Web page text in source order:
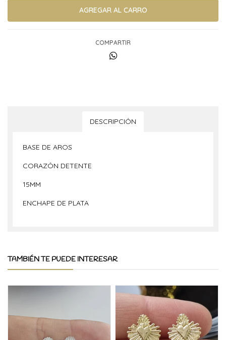
COMPARTIR
DESCRIPCIÓN
BASE DE AROS
CORAZÓN DETENTE
15MM
ENCHAPE DE PLATA
TAMBIÉN TE PUEDE INTERESAR